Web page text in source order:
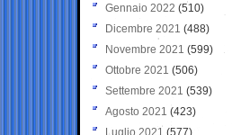
Gennaio 2022 (510)
Dicembre 2021 (488)
Novembre 2021 (599)
Ottobre 2021 (506)
Settembre 2021 (539)
Agosto 2021 (423)
Luglio 2021 (577)